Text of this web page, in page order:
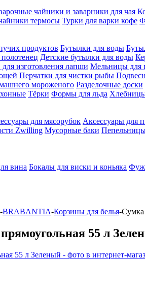
чайники и заварники для чая
термосы Турки для варки кофе
продуктов Бутылки для воды
Детские бутылки для воды
изготовления лапши Мельницы для
Перчатки для чистки рыбы
мороженого Разделочные доски
Тёрки Формы для льда
для мясорубок Аксессуары для
Zwilling Мусорные баки
вина Бокалы для виски и коньяка
-BRABANTIA-Корзины для белья-Сумка
55 л